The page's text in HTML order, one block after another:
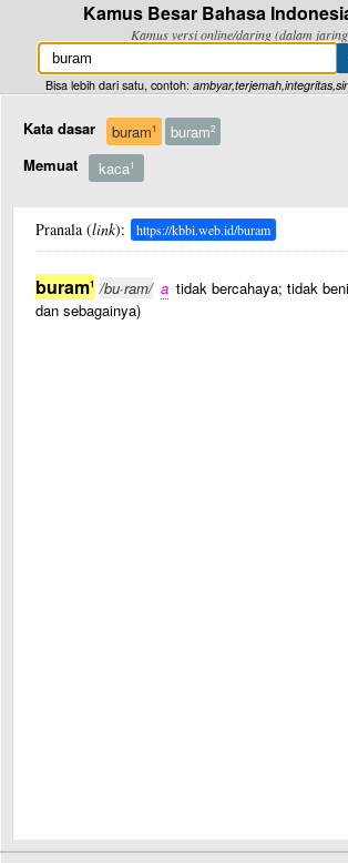
Kamus Besar Bahasa
Kamus versi online/daring (dalam
Bisa lebih dari satu, contoh:
Kata dasar buram1 buram2
Memuat kaca1
Pranala (link): https://kbbi.web.id/buram
buram1 /bu·ram/ a tidak bercahaya; tidak
dan sebagainya)